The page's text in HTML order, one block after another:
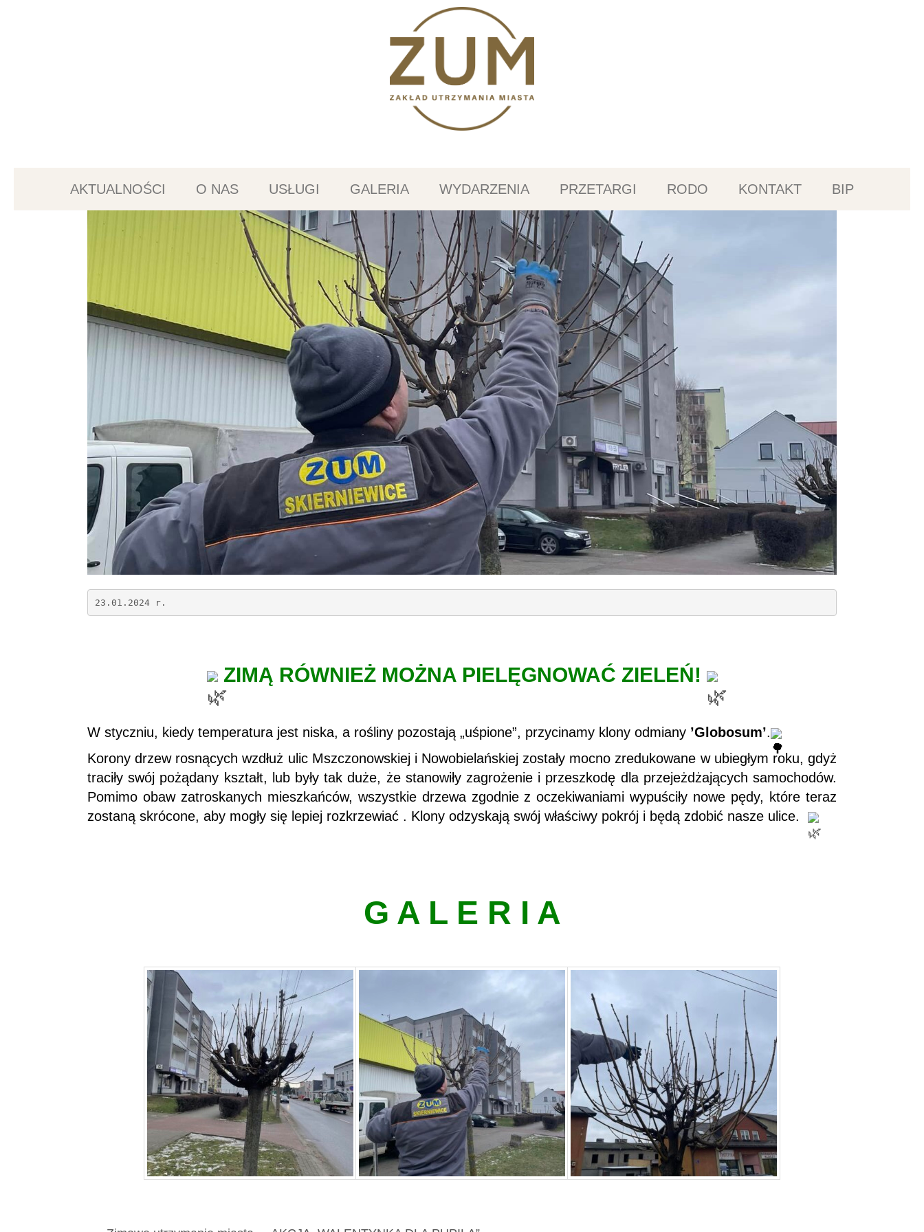
AKTUALNOŚCI O NAS USŁUGI GALERIA WYDARZENIA PRZETARGI RODO KONTAKT BIP
23.01.2024 r.
ZIMĄ RÓWNIEŻ MOŻNA PIELĘGNOWAĆ ZIELEŃ!
W styczniu, kiedy temperatura jest niska, a rośliny pozostają „uśpione”, przycinamy klony odmiany ’Globosum’.
Korony drzew rosnących wzdłuż ulic Mszczonowskiej i Nowobielańskiej zostały mocno zredukowane w ubiegłym roku, gdyż
traciły swój pożądany kształt, lub były tak duże, że stanowiły zagrożenie i przeszkodę dla przejeżdżających samochodów.
Pomimo obaw zatroskanych mieszkańców, wszystkie drzewa zgodnie z oczekiwaniami wypuściły nowe pędy, które teraz
zostaną skrócone, aby mogły się lepiej rozkrzewiać . Klony odzyskają swój właściwy pokrój i będą zdobić nasze ulice.
G A L E R I A